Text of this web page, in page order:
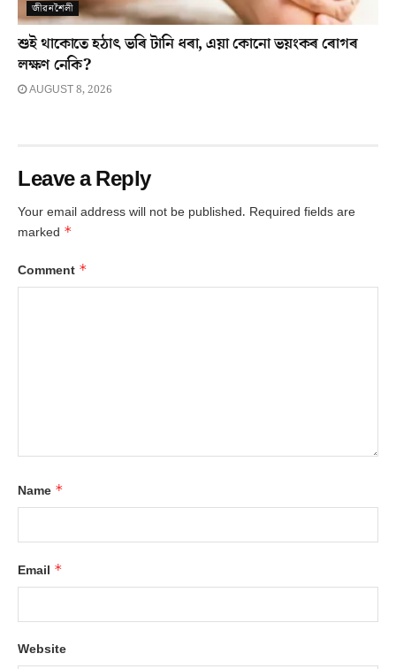
জীৱনশৈলী
শুই থাকোতে হঠাৎ ভৰি টানি ধৰা, এয়া কোনো ভয়ংকৰ ৰোগৰ
লক্ষণ নেকি?
AUGUST 8, 2026
Leave a Reply
Your email address will not be published. Required fields are
marked *
Comment *
Name *
Email *
Website